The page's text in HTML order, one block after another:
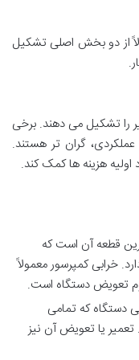
از دو بخش اصلی تشکیل
را تشکیل می دهند. برخی
گران تر هستند.
اولیه هزینه ها کمک کند.
قطعه آن است که
خرابی کمپرسور معمولاً
تعویض دستگاه است.
دستگاه که تمامی
تعمیر یا تعویض آن نیز